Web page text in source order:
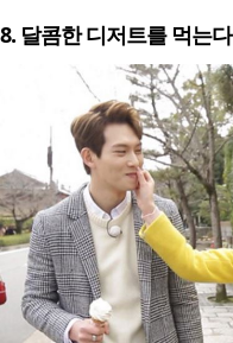
8. 달콤한 디저트를 먹는다